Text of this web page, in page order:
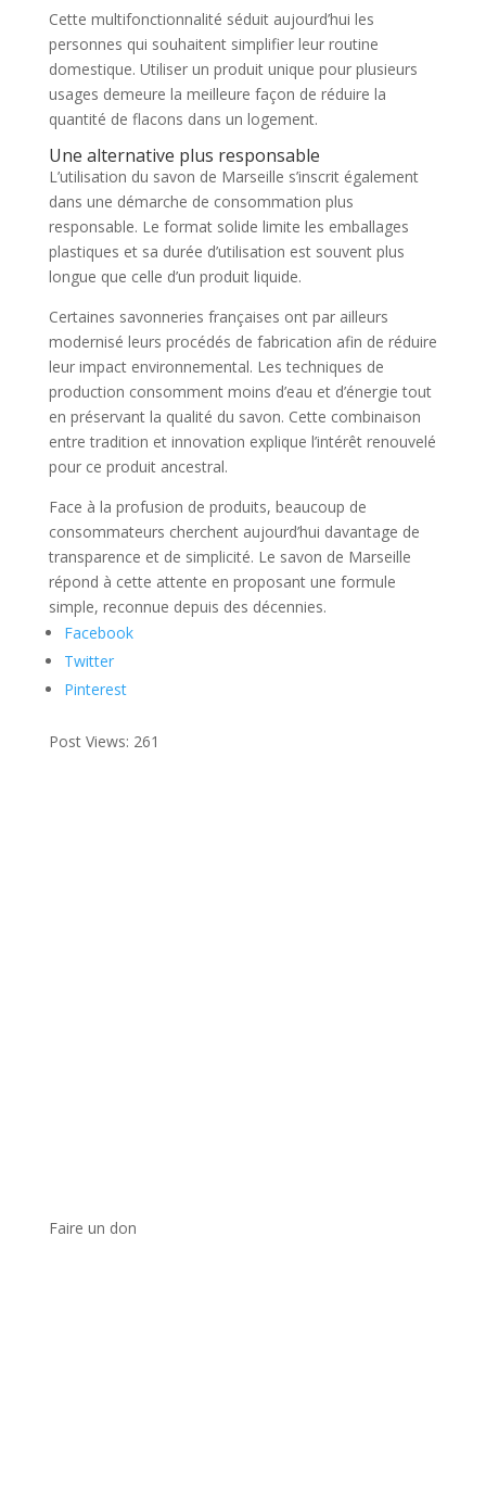
Cette multifonctionnalité séduit aujourd’hui les
personnes qui souhaitent simplifier leur routine
domestique. Utiliser un produit unique pour plusieurs
usages demeure la meilleure façon de réduire la
quantité de flacons dans un logement.
Une alternative plus responsable
L’utilisation du savon de Marseille s’inscrit également
dans une démarche de consommation plus
responsable. Le format solide limite les emballages
plastiques et sa durée d’utilisation est souvent plus
longue que celle d’un produit liquide.
Certaines savonneries françaises ont par ailleurs
modernisé leurs procédés de fabrication afin de réduire
leur impact environnemental. Les techniques de
production consomment moins d’eau et d’énergie tout
en préservant la qualité du savon. Cette combinaison
entre tradition et innovation explique l’intérêt renouvelé
pour ce produit ancestral.
Face à la profusion de produits, beaucoup de
consommateurs cherchent aujourd’hui davantage de
transparence et de simplicité. Le savon de Marseille
répond à cette attente en proposant une formule
simple, reconnue depuis des décennies.
Facebook
Twitter
Pinterest
Post Views: 261
Faire un don